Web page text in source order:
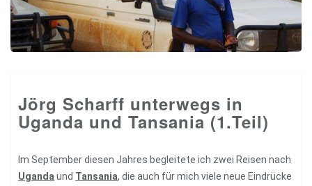
Jörg Scharff unterwegs in
Uganda und Tansania (1.Teil)
Im September diesen Jahres begleitete ich zwei Reisen nach
Uganda und Tansania, die auch für mich viele neue Eindrücke